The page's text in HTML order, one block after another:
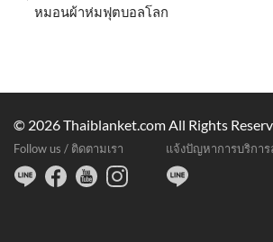
หมอนผ้าห่มฟุตบอลโลก
© 2026 Thaiblanket.com All Rights
Follow us / ติดตามเรา แจ้งปัญหาการบริกา